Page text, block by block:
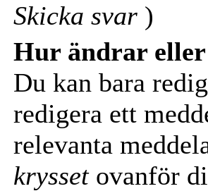
Skicka svar )
Hur ändrar
Du kan bara
redigera ett
relevanta
kryssetovanför